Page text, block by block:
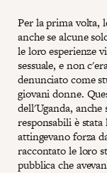
Per la prima volta,
anche se alcune
le loro esperienze
sessuale, e non
denunciato come
giovani donne.
dell'Uganda,
responsabili è
attingevano forza
raccontato le loro
pubblica che